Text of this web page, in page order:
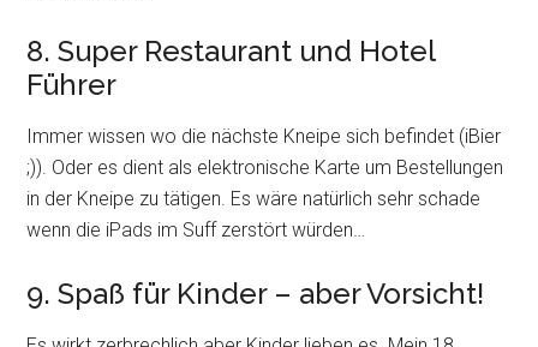
8. Super Restaurant und Hotel
Führer
Immer wissen wo die nächste Kneipe sich befindet (iBier
;)). Oder es dient als elektronische Karte um Bestellungen
in der Kneipe zu tätigen. Es wäre natürlich sehr schade
wenn die iPads im Suff zerstört würden…
9. Spaß für Kinder – aber Vorsicht!